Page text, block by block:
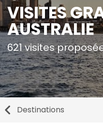
VISITES
AUSTRALIE
621 visites
Destinations